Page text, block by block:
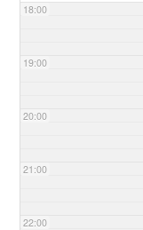
18:00
19:00
20:00
21:00
22:00